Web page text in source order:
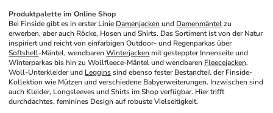
Produktpalette im Online Shop
Bei Finside gibt es in erster Linie Damenjacken und Damenmäntel zu
erwerben, aber auch Röcke, Hosen und Shirts. Das Sortiment ist von der Natur
inspiriert und reicht von einfarbigen Outdoor- und Regenparkas über
Softshell-Mäntel, wendbaren Winterjacken mit gesteppter Innenseite und
Winterparkas bis hin zu Wollfleece-Mäntel und wendbaren Fleecejacken.
Woll-Unterkleider und Leggins sind ebenso fester Bestandteil der Finside-
Kollektion wie Mützen und verschiedene Babyerweiterungen. Inzwischen sind
auch Kleider, Longsleeves und Shirts im Shop verfügbar. Hier trifft
durchdachtes, feminines Design auf robuste Vielseitigkeit.